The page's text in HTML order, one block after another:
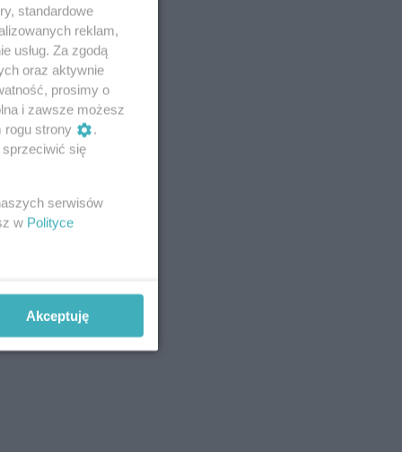
standardowe
reklam,
usług. Za zgodą
oraz aktywnie
prosimy o
i zawsze możesz
rogu strony
.
się
serwisów
w Polityce
Akceptuję